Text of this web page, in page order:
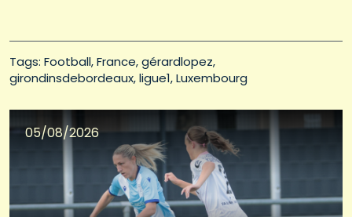
Tags: Football France gérardlopez
girondinsdebordeaux ligue1 Luxembourg
05/08/2026